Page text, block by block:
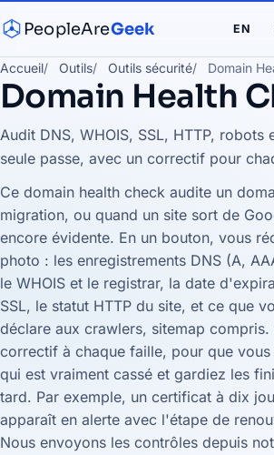
PeopleAreGeek EN
Accueil Outils Outils sécurité Domain
Domain Health
Audit DNS, WHOIS, SSL, HTTP, robots
seule passe, avec un correctif pour
Ce domain health check audite un
migration, ou quand un site sort de
encore évidente. En un bouton, vous
photo : les enregistrements DNS (A,
le WHOIS et le registrar, la date
SSL, le statut HTTP du site, et ce que
déclare aux crawlers, sitemap
correctif à chaque faille, pour que
qui est vraiment cassé et gardiez les
tard. Par exemple, un certificat à dix
apparaît en alerte avec l'étape de
Nous envoyons les contrôles depuis